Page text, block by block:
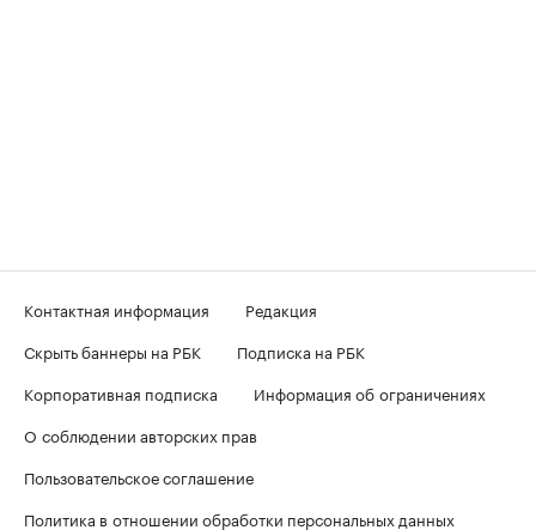
Контактная информация
Редакция
Скрыть баннеры на РБК
Подписка на РБК
Корпоративная подписка
Информация об ограничениях
О соблюдении авторских прав
Пользовательское соглашение
Политика в отношении обработки персональных данных